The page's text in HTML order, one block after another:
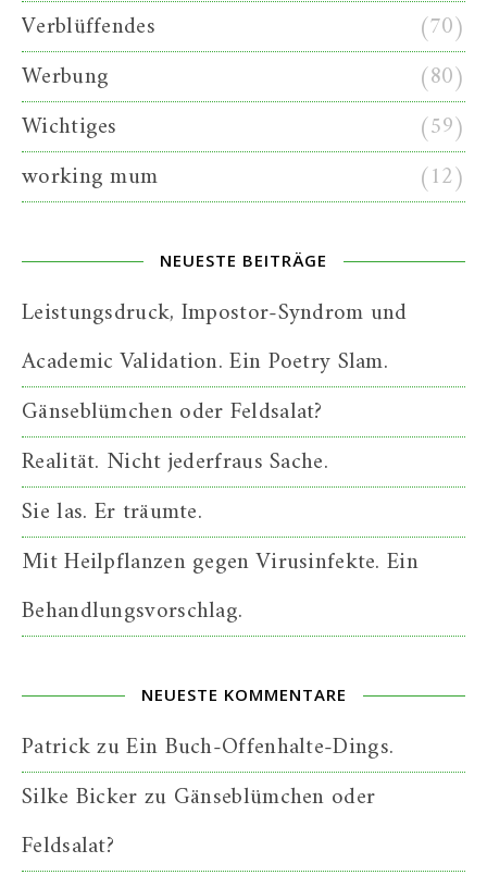
Verblüffendes
(70)
Werbung
(80)
Wichtiges
(59)
working mum
(12)
NEUESTE BEITRÄGE
Leistungsdruck, Impostor-Syndrom und
Academic Validation. Ein Poetry Slam.
Gänseblümchen oder Feldsalat?
Realität. Nicht jederfraus Sache.
Sie las. Er träumte.
Mit Heilpflanzen gegen Virusinfekte. Ein
Behandlungsvorschlag.
NEUESTE KOMMENTARE
PatrickzuEin Buch-Offenhalte-Dings.
Silke Bickerzu Gänseblümchen oder
Feldsalat?